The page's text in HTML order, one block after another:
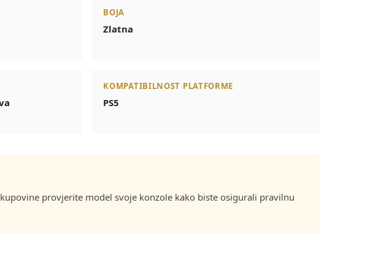
BOJA
Zlatna
KOMPATIBILNOST PLATFORME
PS5
provjerite model svoje konzole kako biste osigurali pravilnu